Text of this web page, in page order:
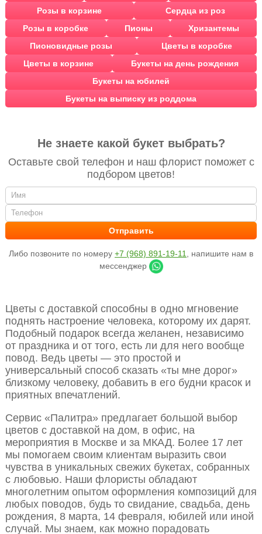
Розы в корзине
Сердца из роз
Розы в коробке
Пионы
Хризантемы
Пионовидные розы
Цветы в коробке
Цветы в корзине
Букеты на день рождения
Букеты на юбилей
Букеты на выписку из роддома
Не знаете какой букет выбрать?
Оставьте свой телефон и наш флорист поможет с
подбором цветов!
Либо позвоните по номеру +7 (968) 891-19-11
, напишите нам в
мессенджер
Цветы с доставкой способны в одно мгновение
поднять настроение человека, которому их дарят.
Подобный подарок всегда желанен, независимо
от праздника и от того, есть ли для него вообще
повод. Ведь цветы — это простой и
универсальный способ сказать «ты мне дорог»
близкому человеку, добавить в его будни красок и
приятных впечатлений.
Сервис «Палитра» предлагает большой выбор
цветов с доставкой на дом, в офис, на
мероприятия в Москве и за МКАД. Более 17 лет
мы помогаем своим клиентам выразить свои
чувства в уникальных свежих букетах, собранных
с любовью. Наши флористы обладают
многолетним опытом оформления композиций для
любых поводов, будь то свидание, свадьба, день
рождения, 8 марта, 14 февраля, юбилей или иной
случай. Мы знаем, как можно порадовать